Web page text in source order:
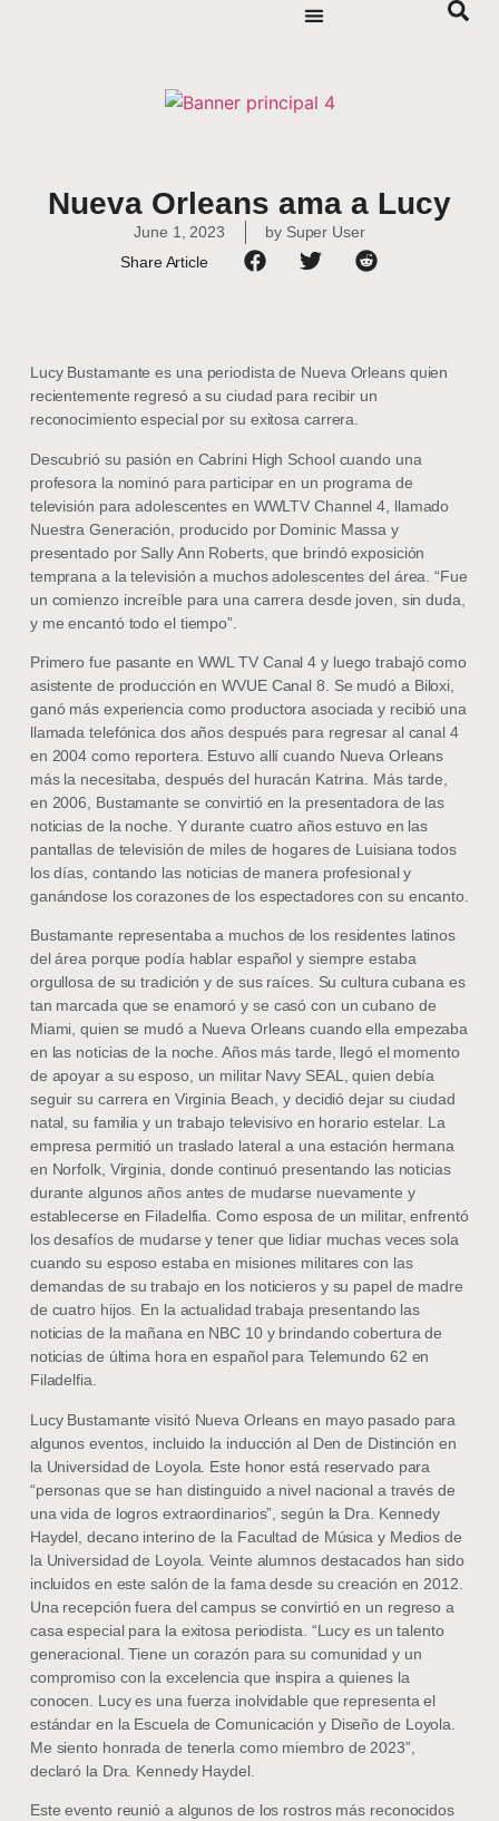
Nueva Orleans ama a Lucy
June 1, 2023 bySuper User
Share Article
Lucy Bustamante es una periodista de Nueva Orleans quien
recientemente regresó a su ciudad para recibir un
reconocimiento especial por su exitosa carrera.
Descubrió su pasión en Cabrini High School cuando una
profesora la nominó para participar en un programa de
televisión para adolescentes en WWLTV Channel 4, llamado
Nuestra Generación, producido por Dominic Massa y
presentado por Sally Ann Roberts, que brindó exposición
temprana a la televisión a muchos adolescentes del área. “Fue
un comienzo increíble para una carrera desde joven, sin duda,
y me encantó todo el tiempo”.
Primero fue pasante en WWL TV Canal 4 y luego trabajó como
asistente de producción en WVUE Canal 8. Se mudó a Biloxi,
ganó más experiencia como productora asociada y recibió una
llamada telefónica dos años después para regresar al canal 4
en 2004 como reportera. Estuvo allí cuando Nueva Orleans
más la necesitaba, después del huracán Katrina. Más tarde,
en 2006, Bustamante se convirtió en la presentadora de las
noticias de la noche. Y durante cuatro años estuvo en las
pantallas de televisión de miles de hogares de Luisiana todos
los días, contando las noticias de manera profesional y
ganándose los corazones de los espectadores con su encanto.
Bustamante representaba a muchos de los residentes latinos
del área porque podía hablar español y siempre estaba
orgullosa de su tradición y de sus raíces. Su cultura cubana es
tan marcada que se enamoró y se casó con un cubano de
Miami, quien se mudó a Nueva Orleans cuando ella empezaba
en las noticias de la noche. Años más tarde, llegó el momento
de apoyar a su esposo, un militar Navy SEAL, quien debía
seguir su carrera en Virginia Beach, y decidió dejar su ciudad
natal, su familia y un trabajo televisivo en horario estelar. La
empresa permitió un traslado lateral a una estación hermana
en Norfolk, Virginia, donde continuó presentando las noticias
durante algunos años antes de mudarse nuevamente y
establecerse en Filadelfia. Como esposa de un militar, enfrentó
los desafíos de mudarse y tener que lidiar muchas veces sola
cuando su esposo estaba en misiones militares con las
demandas de su trabajo en los noticieros y su papel de madre
de cuatro hijos. En la actualidad trabaja presentando las
noticias de la mañana en NBC 10 y brindando cobertura de
noticias de última hora en español para Telemundo 62 en
Filadelfia.
Lucy Bustamante visitó Nueva Orleans en mayo pasado para
algunos eventos, incluido la inducción al Den de Distinción en
la Universidad de Loyola. Este honor está reservado para
“personas que se han distinguido a nivel nacional a través de
una vida de logros extraordinarios”, según la Dra. Kennedy
Haydel, decano interino de la Facultad de Música y Medios de
la Universidad de Loyola. Veinte alumnos destacados han sido
incluidos en este salón de la fama desde su creación en 2012.
Una recepción fuera del campus se convirtió en un regreso a
casa especial para la exitosa periodista. “Lucy es un talento
generacional. Tiene un corazón para su comunidad y un
compromiso con la excelencia que inspira a quienes la
conocen. Lucy es una fuerza inolvidable que representa el
estándar en la Escuela de Comunicación y Diseño de Loyola.
Me siento honrada de tenerla como miembro de 2023”,
declaró la Dra. Kennedy Haydel.
Este evento reunió a algunos de los rostros más reconocidos